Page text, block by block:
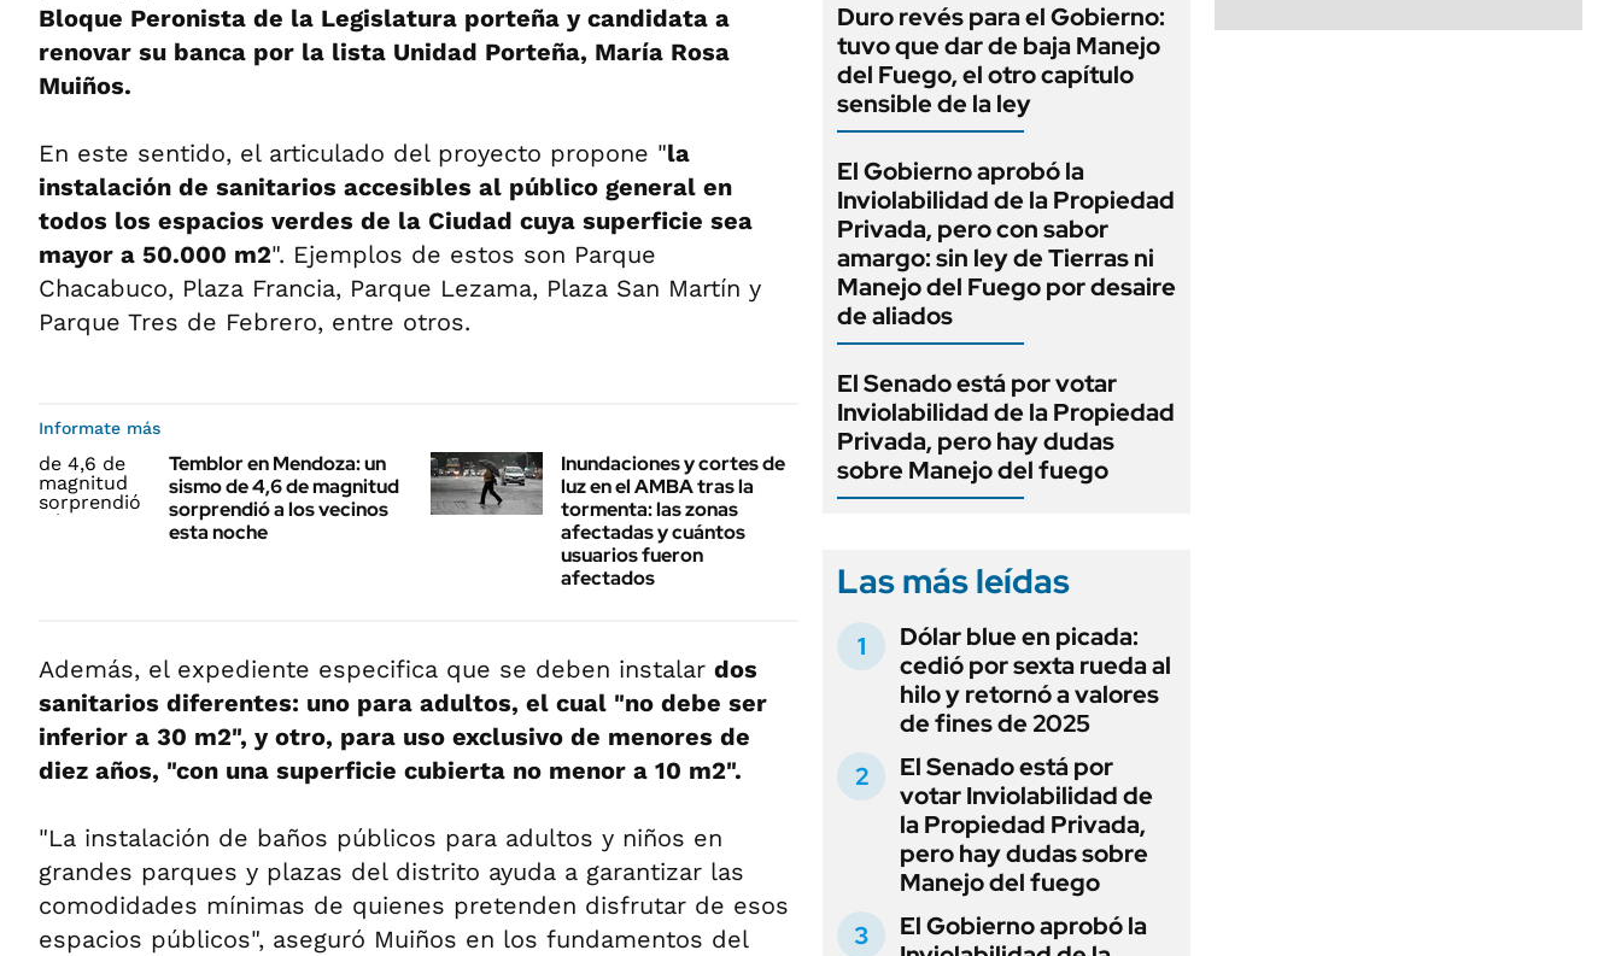
Bloque Peronista de la Legislatura porteña y candidata a
renovar su banca por la lista Unidad Porteña, María Rosa
Muiños.
En este sentido, el articulado del proyecto propone "la
instalación de sanitarios accesibles al público general en
todos los espacios verdes de la Ciudad cuya superficie sea
mayor a 50.000 m2". Ejemplos de estos son Parque
Chacabuco, Plaza Francia, Parque Lezama, Plaza San Martín y
Parque Tres de Febrero, entre otros.
Informate más
Temblor en Mendoza: un
sismo de 4,6 de magnitud
sorprendió a los vecinos
esta noche
Inundaciones y cortes de
luz en el AMBA tras la
tormenta: las zonas
afectadas y cuántos
usuarios fueron
afectados
Además, el expediente especifica que se deben instalar dos
sanitarios diferentes: uno para adultos, el cual "no debe ser
inferior a 30 m2", y otro, para uso exclusivo de menores de
diez años, "con una superficie cubierta no menor a 10 m2".
"La instalación de baños públicos para adultos y niños en
grandes parques y plazas del distrito ayuda a garantizar las
comodidades mínimas de quienes pretenden disfrutar de esos
espacios públicos", aseguró Muiños en los fundamentos del
Duro revés para el Gobierno:
tuvo que dar de baja Manejo
del Fuego, el otro capítulo
sensible de la ley
El Gobierno aprobó la
Inviolabilidad de la Propiedad
Privada, pero con sabor
amargo: sin ley de Tierras ni
Manejo del Fuego por desaire
de aliados
El Senado está por votar
Inviolabilidad de la Propiedad
Privada, pero hay dudas
sobre Manejo del fuego
Las más leídas
Dólar blue en picada:
cedió por sexta rueda al
hilo y retornó a valores
de fines de 2025
El Senado está por
votar Inviolabilidad de
la Propiedad Privada,
pero hay dudas sobre
Manejo del fuego
El Gobierno aprobó la